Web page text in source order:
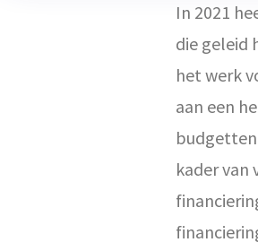
In 2021
die
het werk
aan een
kader van